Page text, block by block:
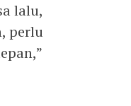
lalu,
perlu